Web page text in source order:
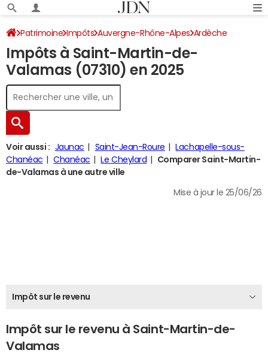
Patrimoine Impôts Auvergne-Rhône-Alpes Ardèche
Saint-Martin-de-Valamas Impôt sur le revenu
Impôts à Saint-Martin-de-
Valamas (07310) en 2025
Voir aussi : Jaunac Saint-Jean-Roure
Lachapelle-sous-
Chanéac
Chanéac Le Cheylard
Comparer Saint-Martin-
de-Valamas à une autre ville
Mise à jour le 25/06/26
Impôt sur le revenu
Impôt sur le revenu à Saint-Martin-de-
Valamas